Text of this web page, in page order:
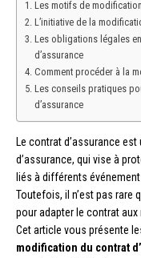
Les motifs de
L’initiative de la
Les obligations légales
d’assurance
Comment procéder à la
Les conseils pratiques
d’assurance
Le contrat d’assurance
d’assurance, qui vise à
liés à différents
Toutefois, il n’est pas
pour adapter le contrat
Cet article vous présente
modification du contrat